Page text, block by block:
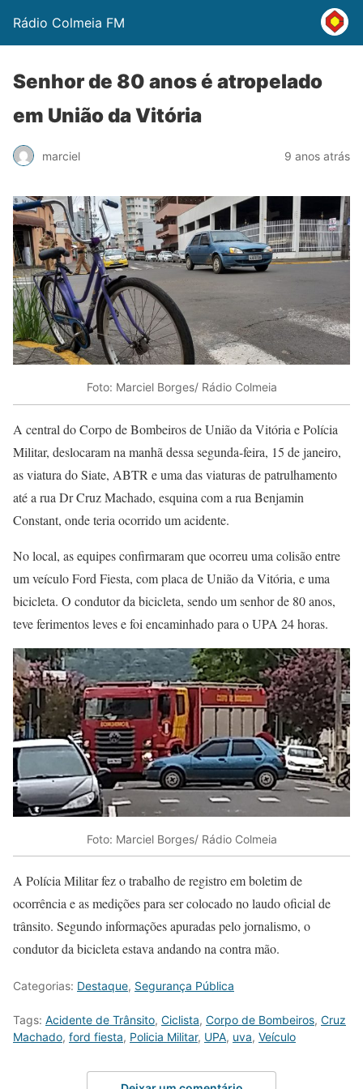
Rádio Colmeia FM
Senhor de 80 anos é atropelado
em União da Vitória
marciel 9 anos atrás
Foto: Marciel Borges/ Rádio Colmeia
A central do Corpo de Bombeiros de União da Vitória e Polícia
Militar, deslocaram na manhã dessa segunda-feira, 15 de janeiro,
as viatura do Siate, ABTR e uma das viaturas de patrulhamento
até a rua Dr Cruz Machado, esquina com a rua Benjamin
Constant, onde teria ocorrido um acidente.
No local, as equipes confirmaram que ocorreu uma colisão entre
um veículo Ford Fiesta, com placa de União da Vitória, e uma
bicicleta. O condutor da bicicleta, sendo um senhor de 80 anos,
teve ferimentos leves e foi encaminhado para o UPA 24 horas.
Foto: Marciel Borges/ Rádio Colmeia
A Polícia Militar fez o trabalho de registro em boletim de
ocorrência e as medições para ser colocado no laudo oficial de
trânsito. Segundo informações apuradas pelo jornalismo, o
condutor da bicicleta estava andando na contra mão.
Categorias: Destaque, Segurança Pública
Tags: Acidente de Trânsito, Ciclista, Corpo de Bombeiros, Cruz
Machado, ford fiesta, Policia Militar, UPA, uva, Veículo